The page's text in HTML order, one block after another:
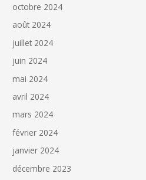
octobre 2024
août 2024
juillet 2024
juin 2024
mai 2024
avril 2024
mars 2024
février 2024
janvier 2024
décembre 2023